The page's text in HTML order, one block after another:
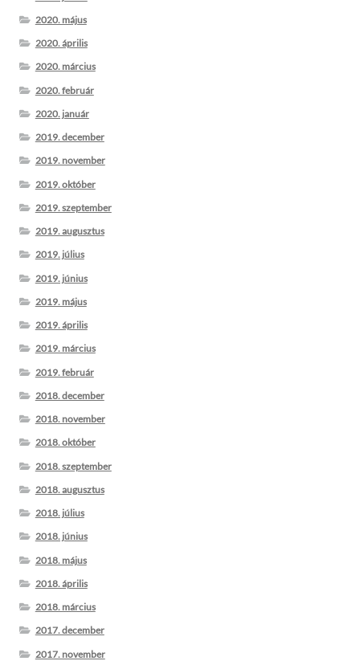
2020. május
2020. április
2020. március
2020. február
2020. január
2019. december
2019. november
2019. október
2019. szeptember
2019. augusztus
2019. július
2019. június
2019. május
2019. április
2019. március
2019. február
2018. december
2018. november
2018. október
2018. szeptember
2018. augusztus
2018. július
2018. június
2018. május
2018. április
2018. március
2017. december
2017. november